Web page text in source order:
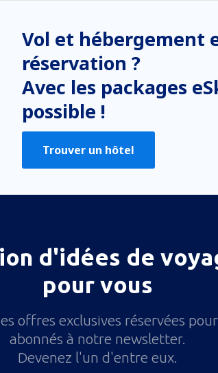
Vol et hébergement
réservation ?
Avec les packages
possible !
Trouver un hôtel
d'idées de
pour vous
offres exclusives réservées
abonnés à notre newsletter.
Devenez l'un d'entre eux.